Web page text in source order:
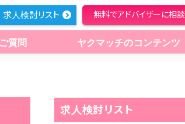
質問 ヤクマッチのコンテンツ
求人検討リスト 無料でアドバイザーに相談
求人検討リスト